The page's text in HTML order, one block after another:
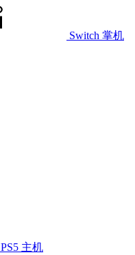
Switch 掌机
PS5 主机